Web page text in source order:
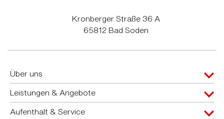
Kronberger Straße 36 A
65812 Bad Soden
Über uns
Leistungen & Angebote
Aufenthalt & Service